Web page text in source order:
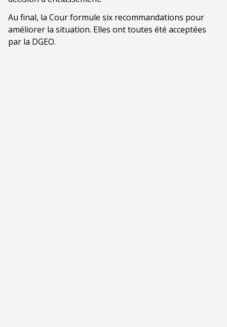
Au final, la Cour formule six recommandations pour
améliorer la situation. Elles ont toutes été acceptées
par la DGEO.